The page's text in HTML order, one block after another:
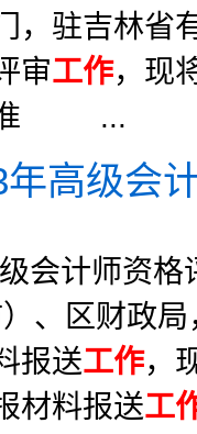
，驻吉林
审工作，现
准 ...
高级会
会计师资格
、区财政
报送工作，
材料报送工